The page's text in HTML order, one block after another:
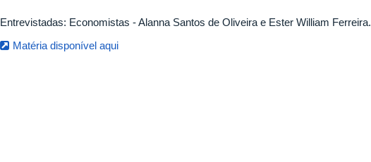
Entrevistadas: Economistas - Alanna Santos de Oliveira e Ester William Ferreira.
Matéria disponível aqui